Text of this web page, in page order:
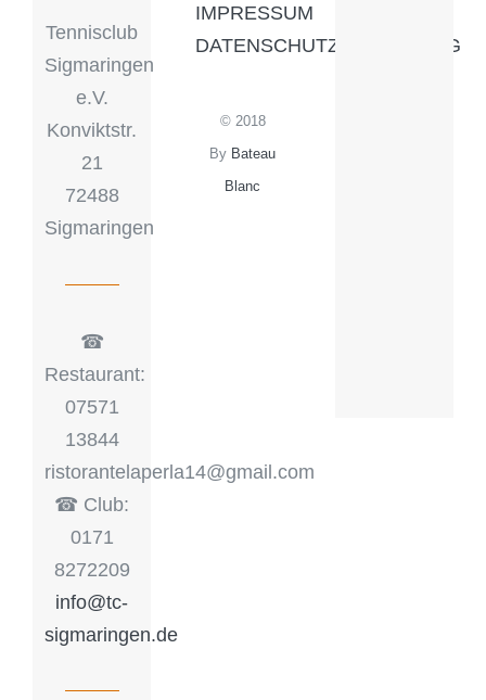
Tennisclub
Sigmaringen
e.V.
Konviktstr.
21
72488
Sigmaringen
☎︎
Restaurant:
07571
13844
ristorantelaperla14@gmail.com
☎︎ Club:
0171
8272209
info@tc-
sigmaringen.de
IMPRESSUM
DATENSCHUTZERKLÄRUNG
© 2018
By Bateau
Blanc